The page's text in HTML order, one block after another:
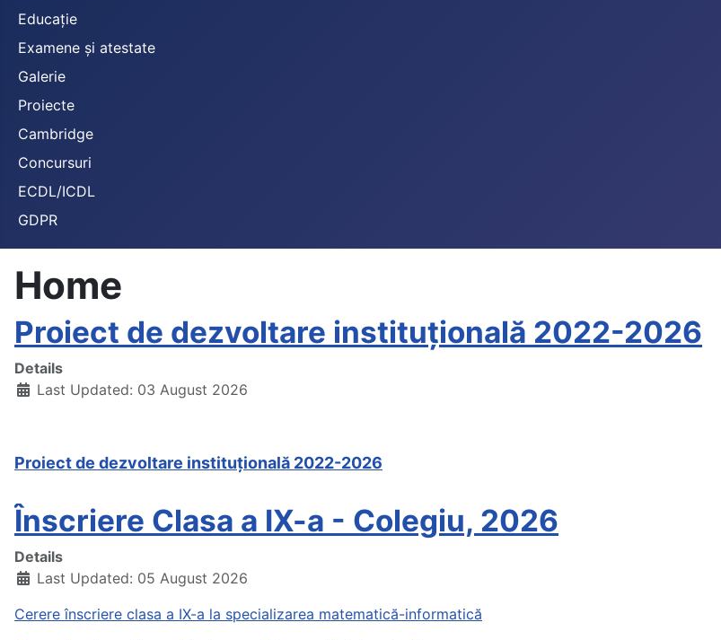
Educație
Examene și atestate
Galerie
Proiecte
Cambridge
Concursuri
ECDL/ICDL
GDPR
Home
Proiect de dezvoltare instituțională 2022-2026
Details
Last Updated: 03 August 2026
Proiect de dezvoltare instituțională 2022-2026
Înscriere Clasa a IX-a - Colegiu, 2026
Details
Last Updated: 05 August 2026
Cerere înscriere clasa a IX-a la specializarea matematică-informatică